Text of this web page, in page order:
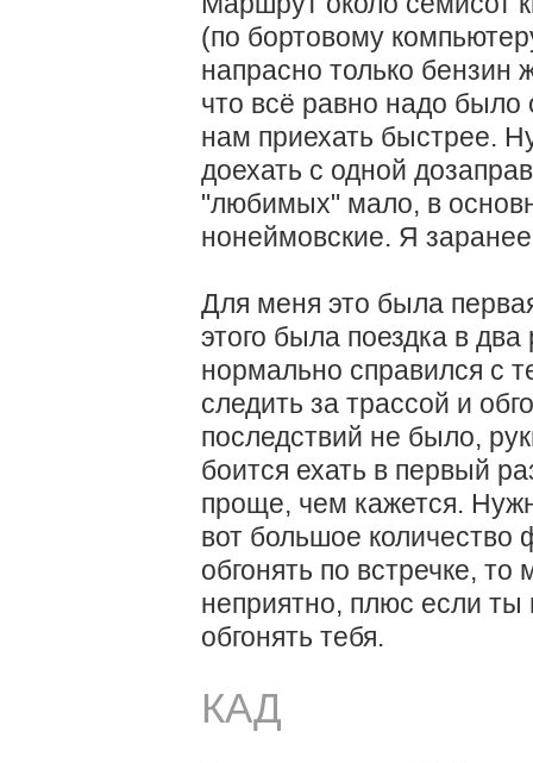
(по бортовому
напрасно только бензин
что всё равно надо было
нам приехать быстрее.
доехать с одной
"любимых" мало, в
нонеймовские. Я
Для меня это была
этого была поездка в
нормально справился с
следить за трассой и
последствий не было,
боится ехать в первый
проще, чем кажется.
вот большое
обгонять по встречке,
неприятно, плюс если ты
обгонять тебя.
КАД